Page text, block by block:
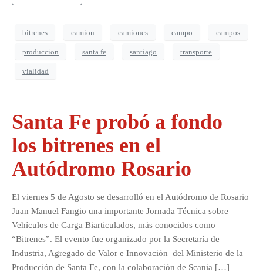
bitrenes camion camiones campo campos
produccion santa fe santiago transporte
vialidad
Santa Fe probó a fondo
los bitrenes en el
Autódromo Rosario
El viernes 5 de Agosto se desarrolló en el Autódromo de Rosario
Juan Manuel Fangio una importante Jornada Técnica sobre
Vehículos de Carga Biarticulados, más conocidos como
“Bitrenes”. El evento fue organizado por la Secretaría de
Industria, Agregado de Valor e Innovación del Ministerio de la
Producción de Santa Fe, con la colaboración de Scania […]